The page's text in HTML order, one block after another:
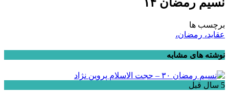
برچسب ها
عقاید، رمضان،
نوشته های مشابه
5 سال قبل